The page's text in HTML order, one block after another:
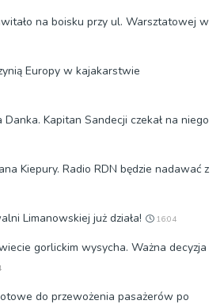
na boisku przy ul. Warsztatowej w
Europy w kajakarstwie
Kapitan Sandecji czekał na niego
Kiepury. Radio RDN będzie nadawać z
Limanowskiej już działa! 16:04
gorlickim wysycha. Ważna decyzja
do przewożenia pasażerów po